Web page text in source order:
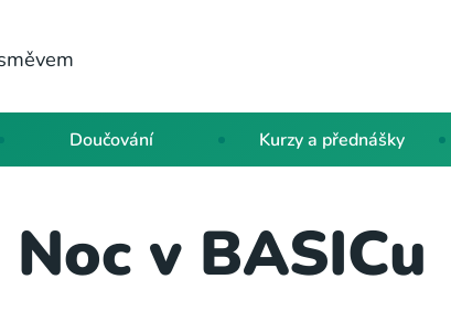
Doučování Kurzy a přednášky
Noc v BASICu